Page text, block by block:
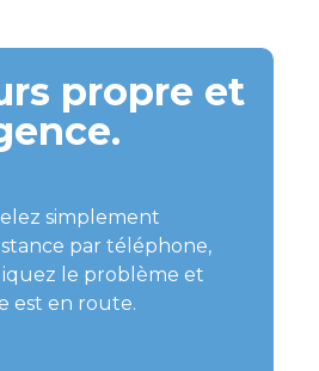
propre et
simplement
par téléphone,
le problème et
est en route.